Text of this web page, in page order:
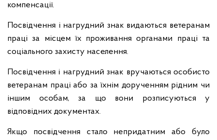
компенсації.
Посвідчення і нагрудний знак видаються ветеранам
праці за місцем їх проживання органами праці та
соціального захисту населення.
Посвідчення і нагрудний знак вручаються особисто
ветеранам праці або за їхнім дорученням рідним чи
іншим особам, за що вони розписуються у
відповідних документах.
Якщо посвідчення стало непридатним або було